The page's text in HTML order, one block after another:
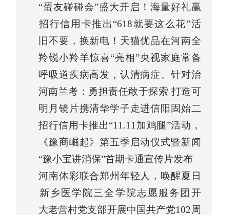
设有“蛋友碰碰会”盛大开启！海量好礼赢
不停！
招行信用卡推出“618就要这么花”活
动，笔
旧不要，换新电！天猫优品在河南全
面开展家
羚锐小羚羊惊喜“亮相”央视家庭常备
药箱名
呼吸道疾病高发，认清病症、针对治
疗是关键
河南兰考：勇担责任敢于探索 打造可
复制推
明月镜片携清华学子走进信阳固始二
高，呼
招行信用卡推出“11.11加鸡腿”活动，
助力《豫商崛起》第五季启动仪式暨新闻
发布会成
“豫小宝讲消保”首期卡通宣传片发布
河南体彩联合郑州年轻人，唤醒夏日
多巴胺活
新乡医学院三全学院志愿服务团开
大老营村党支部开展中国共产党102周